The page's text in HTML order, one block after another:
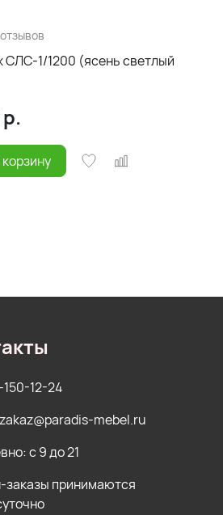
СЛС-1/1200 (ясень светлый
р.
12-24
mebel.ru
с 9 до 21
заказы принимаются